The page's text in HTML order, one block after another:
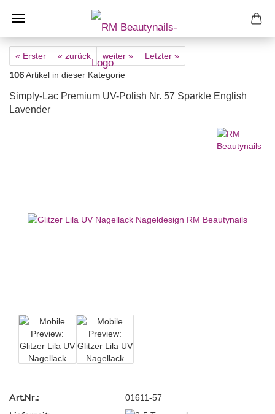
« Erster « zurück weiter » Letzter »
106Artikel in dieser Kategorie
Simply-Lac Premium UV-Polish Nr. 57 Sparkle English
Lavender
Art.Nr.: 01611-57